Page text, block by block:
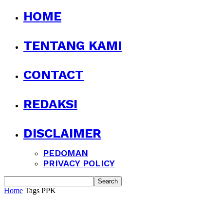
HOME
TENTANG KAMI
CONTACT
REDAKSI
DISCLAIMER
PEDOMAN
PRIVACY POLICY
Home Tags PPK